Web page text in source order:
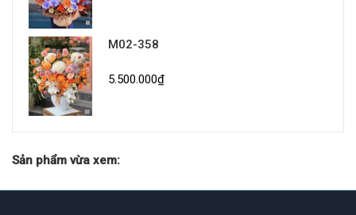
M02-358
5.500.000₫
Sản phẩm vừa xem: